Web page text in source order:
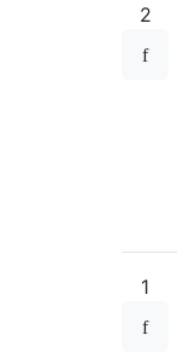
2
1